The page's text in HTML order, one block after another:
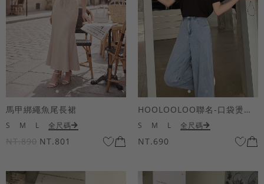
馬甲綁繩魚尾長裙
S M L 全尺碼
NT.890 NT.801
HOOLOOLOO聯名-口袋燙金KUKU熊短袖上衣
S M L 全尺碼
NT.690